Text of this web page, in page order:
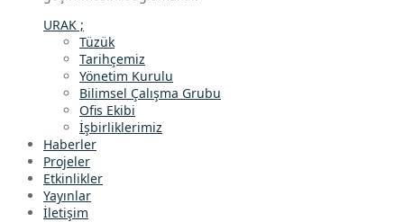
URAK ;
Tüzük
Tarihçemiz
Yönetim Kurulu
Bilimsel Çalışma Grubu
Ofis Ekibi
İşbirliklerimiz
Haberler
Projeler
Etkinlikler
Yayınlar
İletişim